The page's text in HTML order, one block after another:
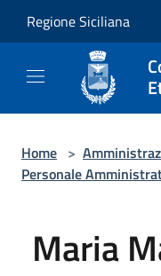
Regione Siciliana
Home >
Personale
Maria